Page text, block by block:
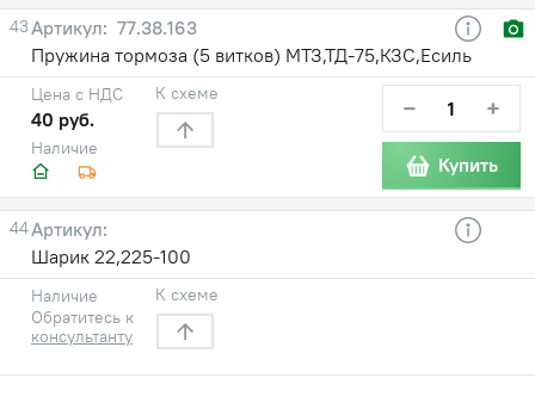
43
77.38.163
Пружина тормоза (5 витков) МТЗ,ТД-75,КЗС,Есиль
Наличие
Цена с НДС
40 руб.
К схеме − +
Купить
44
Шарик 22,225-100
Наличие
Обратитесь к
консультанту
К схеме